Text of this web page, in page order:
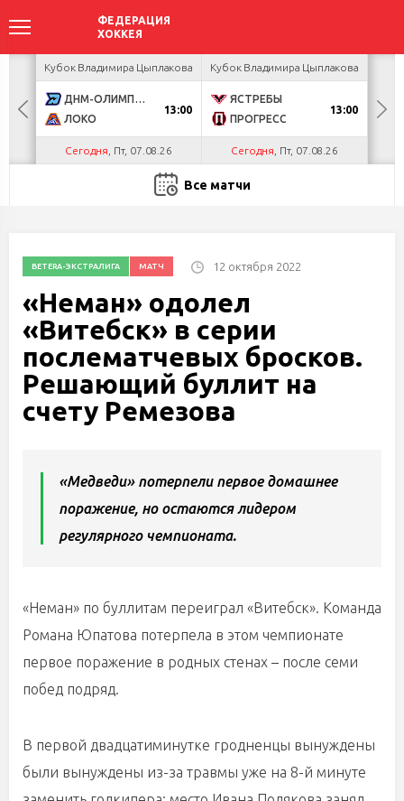
Кубок Владимира Цыплакова
ДНМ-ОЛИМПИК
ЛОКО
13:00
Сегодня , Пт, 07.08.26
Кубок Владимира Цыплакова
ЯСТРЕБЫ
ПРОГРЕСС
13:00
Сегодня , Пт, 07.08.26
Все матчи
BETERA-ЭКСТРАЛИГА МАТЧ 12 октября 2022
«Неман» одолел
«Витебск» в серии
послематчевых бросков.
Решающий буллит на
счету Ремезова
«Медведи» потерпели первое домашнее
поражение, но остаются лидером
регулярного чемпионата.
«Неман» по буллитам переиграл «Витебск». Команда
Романа Юпатова потерпела в этом чемпионате
первое поражение в родных стенах – после семи
побед подряд.
В первой двадцатиминутке гродненцы вынуждены
были вынуждены из-за травмы уже на 8-й минуте